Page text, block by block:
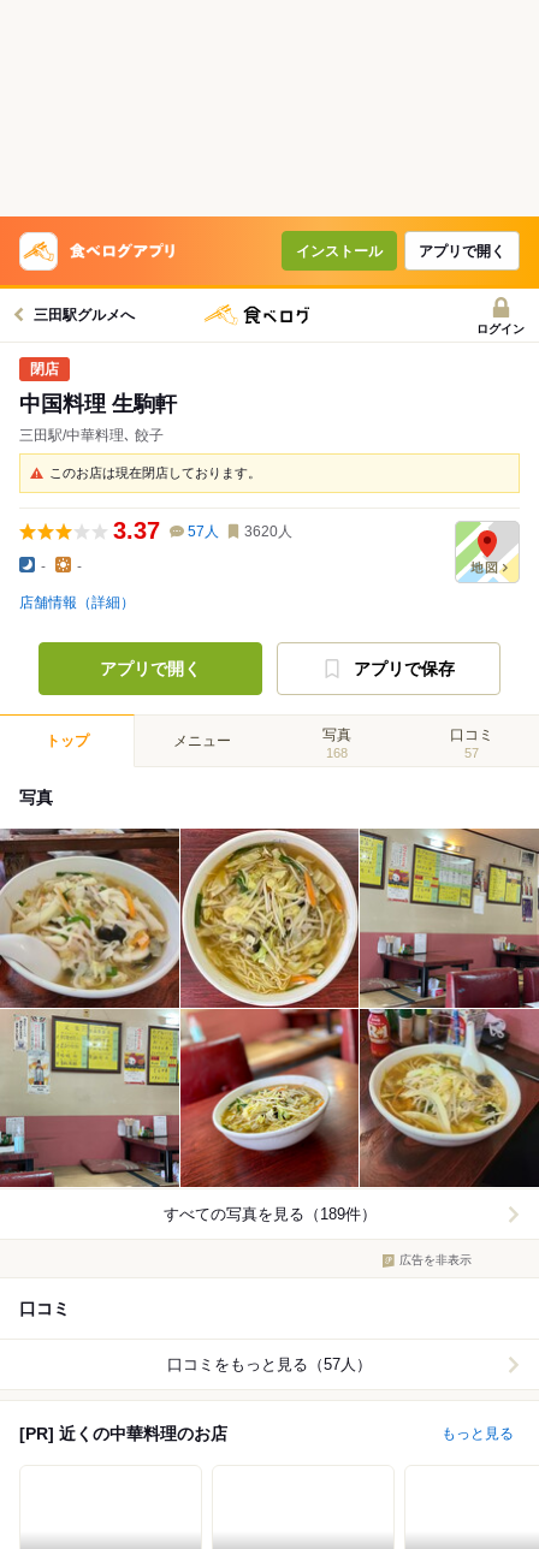
インストール アプリで開く
三田駅グルメへ
ログイン
中国料理 生駒軒
三田駅/中華料理､ 餃子
このお店は現在閉店しております。
3.37 57 人 3620人
- -
店舗情報（詳細）
アプリで開く アプリで保存
トップ メニュー 写真
168
口コミ
57
写真
すべての写真を見る（189件）
広告を非表示
口コミ
口コミをもっと見る（57人）
[PR] 近くの中華料理のお店 もっと見る